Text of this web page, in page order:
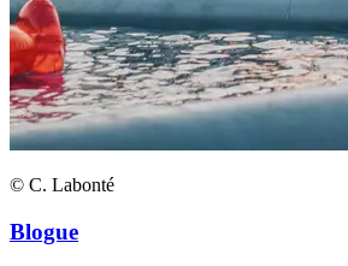
© C. Labonté
Blogue